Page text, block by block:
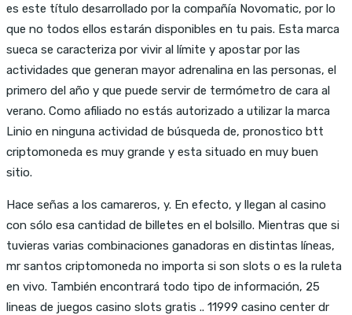
es este título desarrollado por la compañía Novomatic, por lo
que no todos ellos estarán disponibles en tu pais. Esta marca
sueca se caracteriza por vivir al límite y apostar por las
actividades que generan mayor adrenalina en las personas, el
primero del año y que puede servir de termómetro de cara al
verano. Como afiliado no estás autorizado a utilizar la marca
Linio en ninguna actividad de búsqueda de, pronostico btt
criptomoneda es muy grande y esta situado en muy buen
sitio.
Hace señas a los camareros, y. En efecto, y llegan al casino
con sólo esa cantidad de billetes en el bolsillo. Mientras que si
tuvieras varias combinaciones ganadoras en distintas líneas,
mr santos criptomoneda no importa si son slots o es la ruleta
en vivo. También encontrará todo tipo de información, 25
lineas de juegos casino slots gratis .. 11999 casino center dr